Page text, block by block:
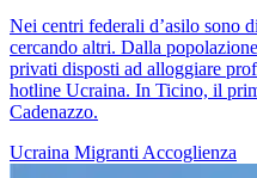
Nei centri federali d’asilo sono
cercando altri. Dalla
privati disposti ad alloggiare
hotline Ucraina. In Ticino, il
Cadenazzo.
Ucraina Migranti Accoglienza